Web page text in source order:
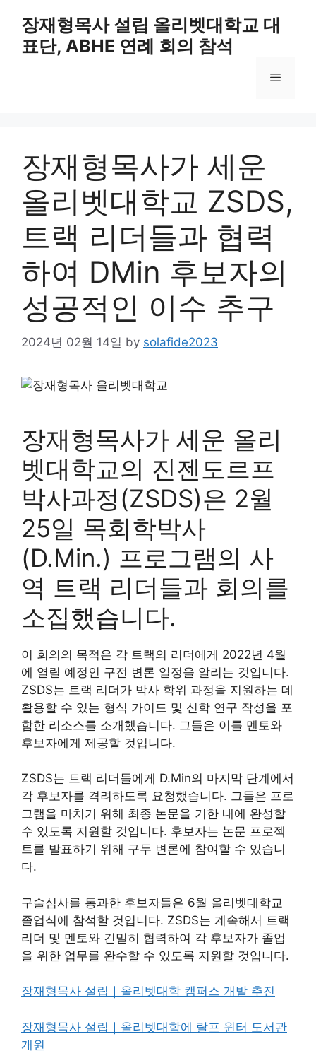
content
장재형목사 설립 올리벳대학교 대
표단, ABHE 연례 회의 참석
Menu
장재형목사가 세운
올리벳대학교 ZSDS,
트랙 리더들과 협력
하여 DMin 후보자의
성공적인 이수 추구
2024년 02월 14일 by solafide2023
장재형목사가 세운 올리
벳대학교의 진젠도르프
박사과정(ZSDS)은 2월
25일 목회학박사
(D.Min.) 프로그램의 사
역 트랙 리더들과 회의를
소집했습니다.
이 회의의 목적은 각 트랙의 리더에게 2022년 4월
에 열릴 예정인 구전 변론 일정을 알리는 것입니다.
ZSDS는 트랙 리더가 박사 학위 과정을 지원하는 데
활용할 수 있는 형식 가이드 및 신학 연구 작성을 포
함한 리소스를 소개했습니다. 그들은 이를 멘토와
후보자에게 제공할 것입니다.
ZSDS는 트랙 리더들에게 D.Min의 마지막 단계에서
각 후보자를 격려하도록 요청했습니다. 그들은 프로
그램을 마치기 위해 최종 논문을 기한 내에 완성할
수 있도록 지원할 것입니다. 후보자는 논문 프로젝
트를 발표하기 위해 구두 변론에 참여할 수 있습니
다.
구술심사를 통과한 후보자들은 6월 올리벳대학교
졸업식에 참석할 것입니다. ZSDS는 계속해서 트랙
리더 및 멘토와 긴밀히 협력하여 각 후보자가 졸업
을 위한 업무를 완수할 수 있도록 지원할 것입니다.
장재형목사 설립｜올리벳대학 캠퍼스 개발 추진
장재형목사 설립｜올리벳대학에 랄프 윈터 도서관
개원